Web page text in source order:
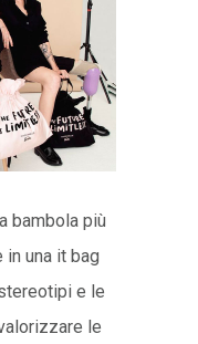
bambola più
in una it bag
e le
le